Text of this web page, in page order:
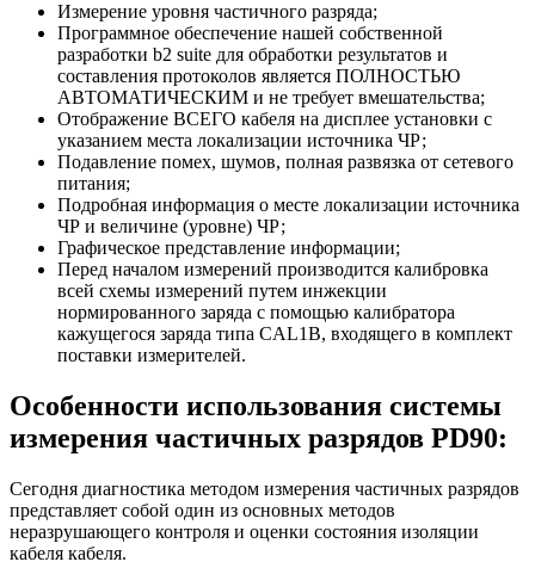
Измерение уровня частичного разряда;
Программное обеспечение нашей собственной
разработки b2 suite для обработки результатов и
составления протоколов является ПОЛНОСТЬЮ
АВТОМАТИЧЕСКИМ и не требует вмешательства;
Отображение ВСЕГО кабеля на дисплее установки с
указанием места локализации источника ЧР;
Подавление помех, шумов, полная развязка от сетевого
питания;
Подробная информация о месте локализации источника
ЧР и величине (уровне) ЧР;
Графическое представление информации;
Перед началом измерений производится калибровка
всей схемы измерений путем инжекции
нормированного заряда с помощью калибратора
кажущегося заряда типа CAL1B, входящего в комплект
поставки измерителей.
Особенности использования системы
измерения частичных разрядов PD90:
Сегодня диагностика методом измерения частичных разрядов
представляет собой один из основных методов
неразрушающего контроля и оценки состояния изоляции
кабеля кабеля.